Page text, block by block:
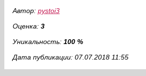
Автор: pystoi3
Оценка: 3
Уникальность: 100 %
Дата публикации: 07.07.2018 11:55